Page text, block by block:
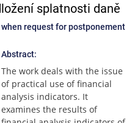
splatnosti daně
request for postponement
Abstract:
The work deals with the issue
of practical use of financial
analysis indicators. It
examines the results of